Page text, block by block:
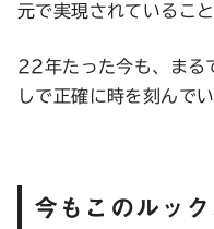
元で実現されているこ
22年たった今も、まる
しで正確に時を刻んで
今もこのルック